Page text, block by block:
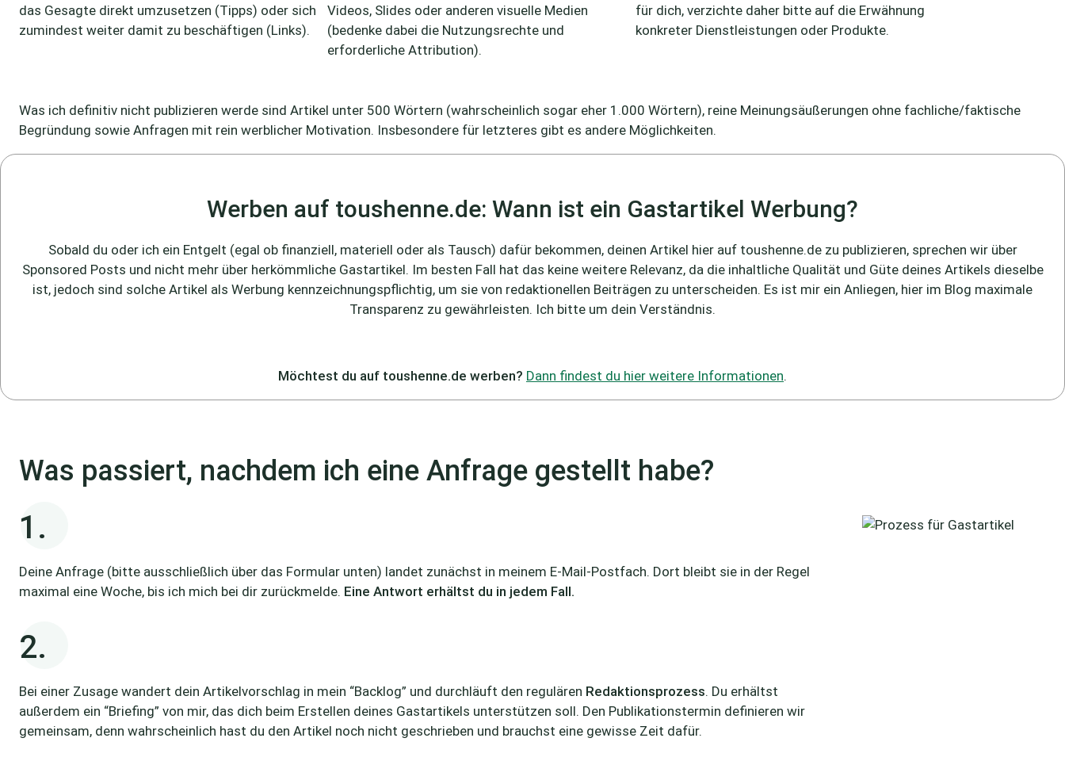
das Gesagte direkt umzusetzen (Tipps) oder sich
zumindest weiter damit zu beschäftigen (Links).
Videos, Slides oder anderen visuelle Medien
(bedenke dabei die Nutzungsrechte und
erforderliche Attribution).
für dich, verzichte daher bitte auf die Erwähnung
konkreter Dienstleistungen oder Produkte.
Was ich definitiv nicht publizieren werde sind Artikel unter 500 Wörtern (wahrscheinlich sogar eher 1.000 Wörtern), reine Meinungsäußerungen ohne fachliche/faktische
Begründung sowie Anfragen mit rein werblicher Motivation. Insbesondere für letzteres gibt es andere Möglichkeiten.
Werben auf toushenne.de: Wann ist ein Gastartikel Werbung?
Sobald du oder ich ein Entgelt (egal ob finanziell, materiell oder als Tausch) dafür bekommen, deinen Artikel hier auf toushenne.de zu publizieren, sprechen wir über
Sponsored Posts und nicht mehr über herkömmliche Gastartikel. Im besten Fall hat das keine weitere Relevanz, da die inhaltliche Qualität und Güte deines Artikels dieselbe
ist, jedoch sind solche Artikel als Werbung kennzeichnungspflichtig, um sie von redaktionellen Beiträgen zu unterscheiden. Es ist mir ein Anliegen, hier im Blog maximale
Transparenz zu gewährleisten. Ich bitte um dein Verständnis.
Möchtest du auf toushenne.de werben? Dann findest du hier weitere Informationen.
Was passiert, nachdem ich eine Anfrage gestellt habe?
1.
Deine Anfrage (bitte ausschließlich über das Formular unten) landet zunächst in meinem E-Mail-Postfach. Dort bleibt sie in der Regel
maximal eine Woche, bis ich mich bei dir zurückmelde. Eine Antwort erhältst du in jedem Fall.
2.
Bei einer Zusage wandert dein Artikelvorschlag in mein “Backlog” und durchläuft den regulären Redaktionsprozess. Du erhältst
außerdem ein “Briefing” von mir, das dich beim Erstellen deines Gastartikels unterstützen soll. Den Publikationstermin definieren wir
gemeinsam, denn wahrscheinlich hast du den Artikel noch nicht geschrieben und brauchst eine gewisse Zeit dafür.